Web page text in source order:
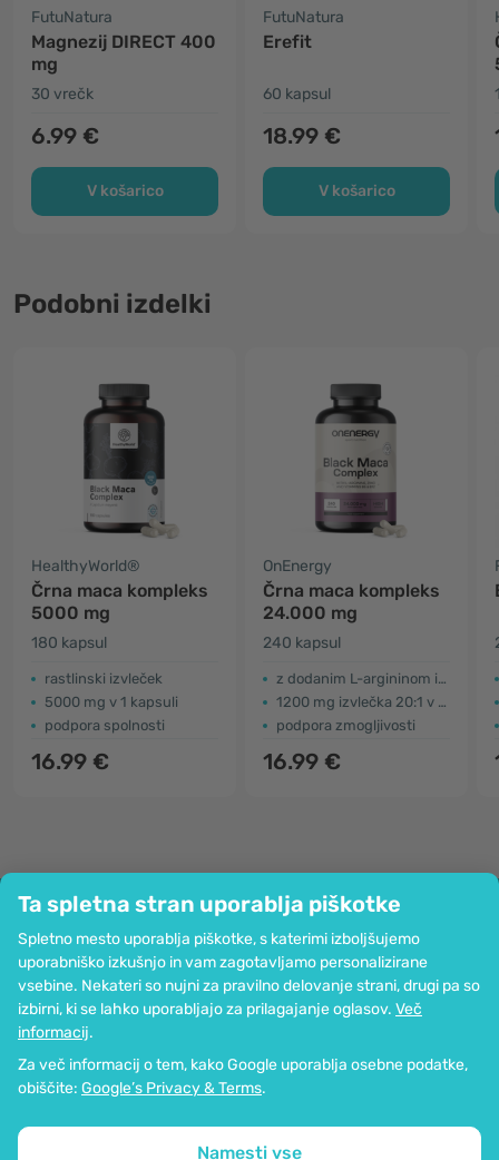
Ta spletna stran uporablja piškotke
Spletno mesto uporablja piškotke, s katerimi izboljšujemo
uporabniško izkušnjo in vam zagotavljamo personalizirane
vsebine. Nekateri so nujni za pravilno delovanje strani, drugi pa so
izbirni, ki se lahko uporabljajo za prilagajanje oglasov. Več
informacij.
Za več informacij o tem, kako Google uporablja osebne podatke,
obiščite: Google’s Privacy & Terms.
Namesti vse
FutuNatura
Magnezij DIRECT 400
mg
30 vrečk
6.99 €
V košarico
FutuNatura
Erefit
60 kapsul
18.99 €
V košarico
Podobni izdelki
HealthyWorld®
Črna maca kompleks
5000 mg
180 kapsul
rastlinski izvleček
5000 mg v 1 kapsuli
podpora spolnosti
16.99 €
OnEnergy
Črna maca kompleks
24.000 mg
240 kapsul
z dodanim L-argininom in cinkom
1200 mg izvlečka 20:1 v 3 kapsulah
podpora zmogljivosti
16.99 €
Podjetje
Informacije
Pridružite se nam
Pomoč in naročila
Možnost kartičnega plačevanja. Zagotovljena zaščita osebnih podatkov
preko SSL-kodiranja.
Zemljevid strani